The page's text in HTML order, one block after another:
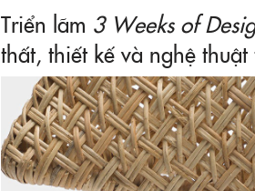
Triển lãm 3 Weeks of
thất, thiết kế và nghệ